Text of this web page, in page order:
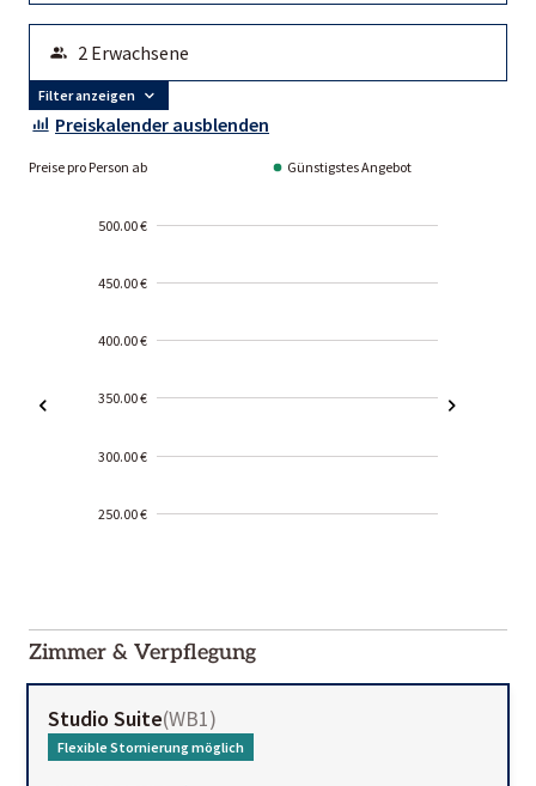
Filter anzeigen
Preiskalender ausblenden
Preise pro Person ab Günstigstes Angebot
500.00 €
450.00 €
400.00 €
350.00 €
300.00 €
250.00 €
01-02
Zimmer & Verpflegung
Studio Suite(WB1)
Flexible Stornierung möglich